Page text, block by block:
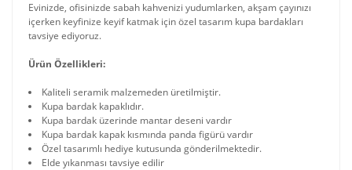
Evinizde, ofisinizde sabah kahvenizi yudumlarken, akşam çayınızı
içerken keyfinize keyif katmak için özel tasarım kupa bardakları
tavsiye ediyoruz.
Ürün Özellikleri:
Kaliteli seramik malzemeden üretilmiştir.
Kupa bardak kapaklıdır.
Kupa bardak üzerinde mantar deseni vardır
Kupa bardak kapak kısmında panda figürü vardır
Özel tasarımlı hediye kutusunda gönderilmektedir.
Elde yıkanması tavsiye edilir